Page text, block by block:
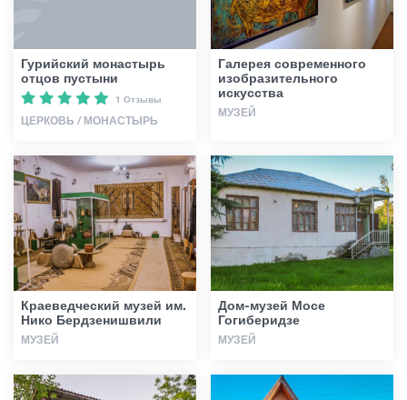
Гурийский монастырь
отцов пустыни
1 Отзывы
ЦЕРКОВЬ / МОНАСТЫРЬ
Галерея современного
изобразительного
искусства
МУЗЕЙ
Краеведческий музей им.
Нико Бердзенишвили
МУЗЕЙ
Дом-музей Мосе
Гогиберидзе
МУЗЕЙ